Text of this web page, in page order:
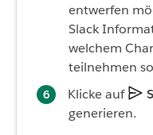
entwerfen
Slack
welchem
teilnehmen
Klicke auf
generieren.